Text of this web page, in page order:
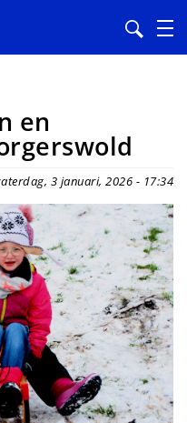
en
3 januari, 2026 - 17:34